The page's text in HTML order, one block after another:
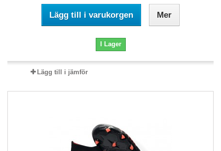
Lägg till i varukorgen Mer
I Lager
Lägg till i jämför